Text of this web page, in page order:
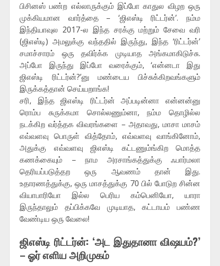
பிசினஸ் பண்ற எல்லாருக்கும் இப்போ காதுல விழற ஒரு
முக்கியமான வார்த்தை – ‘ஜிஎஸ்டி ரிட்டர்ன்’. நம்ம
இந்தியாவுல 2017-ல இந்த சரக்கு மற்றும் சேவை வரி
(ஜிஎஸ்டி) அமலுக்கு வந்ததில் இருந்து, இந்த ‘ரிட்டர்ன்’
சமாச்சாரம் ஒரு தவிர்க்க முடியாத அங்கமாகிடுச்சு.
அப்போ இருந்து இப்போ வரைக்கும், ‘என்னடா இது
ஜிஎஸ்டி ரிட்டர்ன்?’னு மண்டைய பிச்சுக்கிறவங்களும்
இருக்கத்தான் செய்யறாங்க!
சரி, இந்த ஜிஎஸ்டி ரிட்டர்ன் அப்படின்னா என்னன்னு
ரொம்ப சுருக்கமா சொல்லணும்னா, நம்ம தொழில்ல
நடக்கிற வர்த்தக விவரங்களை – அதாவது, மாசா மாசம்
எவ்வளவு பொருள் வித்தோம், எவ்வளவு வாங்கினோம்,
அதுக்கு எவ்வளவு ஜிஎஸ்டி கட்டணும்ங்கிற மொத்த
கணக்கையும் – நாம அரசாங்கத்துக்கு ஃபார்மலா
தெரியப்படுத்தற ஒரு ஆவணம் தான் இது.
உதாரணத்துக்கு, ஒரு மாசத்துக்கு 70 பில் போடுற சின்ன
வியாபாரியோ இல்ல பெரிய கம்பெனியோ, யாரா
இருந்தாலும் தப்பிக்கவே முடியாத, கட்டாயம் பண்ண
வேண்டிய ஒரு வேலை!
ஜிஎஸ்டி ரிட்டர்ன்: ‘அட இதுதானா விஷயம்?’
– ஓர் எளிய அறிமுகம்